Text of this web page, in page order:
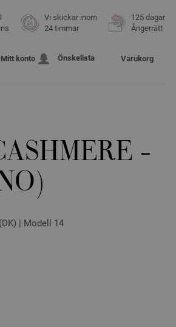
Vi skickar inom
24 timmar
125 dagar
Ångerrätt
Mitt konto Önskelista Varukorg
-
| Modell 14